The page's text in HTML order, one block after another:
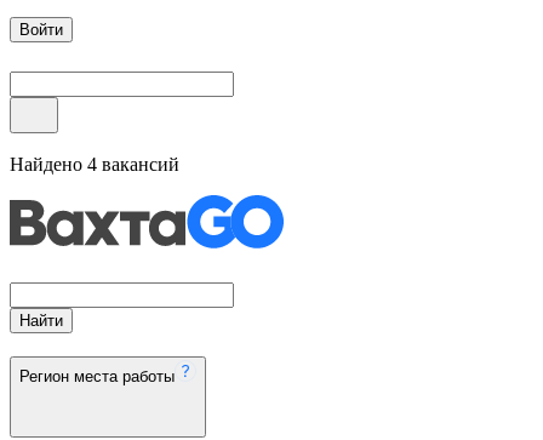
Войти
Найдено 4 вакансий
Найти
Регион места работы